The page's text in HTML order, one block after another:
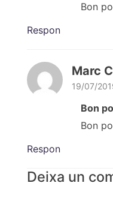
Bon
Respon
Marc
19/07/
Bon
Bon
Respon
Deixa un